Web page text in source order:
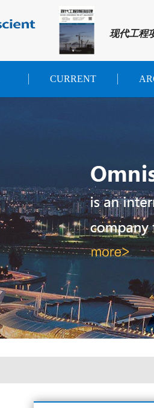
现代工程
CURRENT